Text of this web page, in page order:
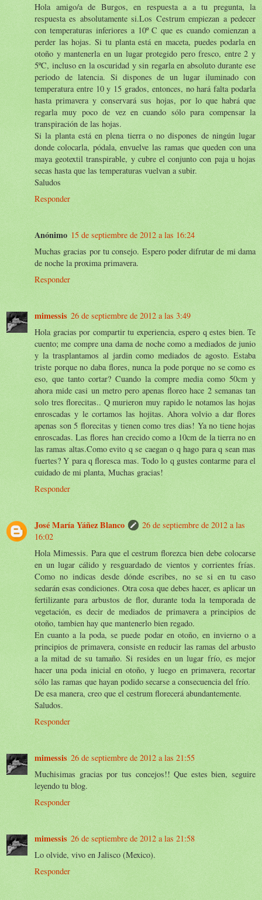
Hola amigo/a de Burgos, en respuesta a a tu pregunta, la
respuesta es absolutamente si.Los Cestrum empiezan a pedecer
con temperaturas inferiores a 10º C que es cuando comienzan a
perder las hojas. Si tu planta está en maceta, puedes podarla en
otoño y mantenerla en un lugar protegido pero fresco, entre 2 y
5ºC, incluso en la oscuridad y sin regarla en absoluto durante ese
periodo de latencia. Si dispones de un lugar iluminado con
temperatura entre 10 y 15 grados, entonces, no hará falta podarla
hasta primavera y conservará sus hojas, por lo que habrá que
regarla muy poco de vez en cuando sólo para compensar la
transpiración de las hojas.
Si la planta está en plena tierra o no dispones de ningún lugar
donde colocarla, pódala, envuelve las ramas que queden con una
maya geotextil transpirable, y cubre el conjunto con paja u hojas
secas hasta que las temperaturas vuelvan a subir.
Saludos
Responder
Anónimo 15 de septiembre de 2012 a las 16:24
Muchas gracias por tu consejo. Espero poder difrutar de mi dama
de noche la proxima primavera.
Responder
mimessis 26 de septiembre de 2012 a las 3:49
Hola gracias por compartir tu experiencia, espero q estes bien. Te
cuento; me compre una dama de noche como a mediados de junio
y la trasplantamos al jardin como mediados de agosto. Estaba
triste porque no daba flores, nunca la pode porque no se como es
eso, que tanto cortar? Cuando la compre media como 50cm y
ahora mide casi un metro pero apenas floreo hace 2 semanas tan
solo tres florecitas.. Q murieron muy rapido le notamos las hojas
enroscadas y le cortamos las hojitas. Ahora volvio a dar flores
apenas son 5 florecitas y tienen como tres dias! Ya no tiene hojas
enroscadas. Las flores han crecido como a 10cm de la tierra no en
las ramas altas.Como evito q se caegan o q hago para q sean mas
fuertes? Y para q floresca mas. Todo lo q gustes contarme para el
cuidado de mi planta, Muchas gracias!
Responder
José María Yáñez Blanco
26 de septiembre de 2012 a las
16:02
Hola Mimessis. Para que el cestrum florezca bien debe colocarse
en un lugar cálido y resguardado de vientos y corrientes frías.
Como no indicas desde dónde escribes, no se si en tu caso
sedarán esas condiciones. Otra cosa que debes hacer, es aplicar un
fertilizante para arbustos de flor, durante toda la temporada de
vegetación, es decir de mediados de primavera a principios de
otoño, tambien hay que mantenerlo bien regado.
En cuanto a la poda, se puede podar en otoño, en invierno o a
principios de primavera, consiste en reducir las ramas del arbusto
a la mitad de su tamaño. Si resides en un lugar frío, es mejor
hacer una poda inicial en otoño, y luego en primavera, recortar
sólo las ramas que hayan podido secarse a consecuencia del frío.
De esa manera, creo que el cestrum florecerá abundantemente.
Saludos.
Responder
mimessis 26 de septiembre de 2012 a las 21:55
Muchisimas gracias por tus concejos!! Que estes bien, seguire
leyendo tu blog.
Responder
mimessis 26 de septiembre de 2012 a las 21:58
Lo olvide, vivo en Jalisco (Mexico).
Responder